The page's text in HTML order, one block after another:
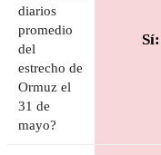
diarios
promedio
del
estrecho de
Ormuz el
31 de
mayo?